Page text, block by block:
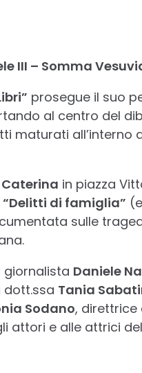
III – Somma
prosegue il suo
al centro del
maturati all’interno
in piazza
“Delitti di famiglia”
sulle
giornalista Daniele
dott.ssa Tania
Sodano, direttrice
attori e alle attrici